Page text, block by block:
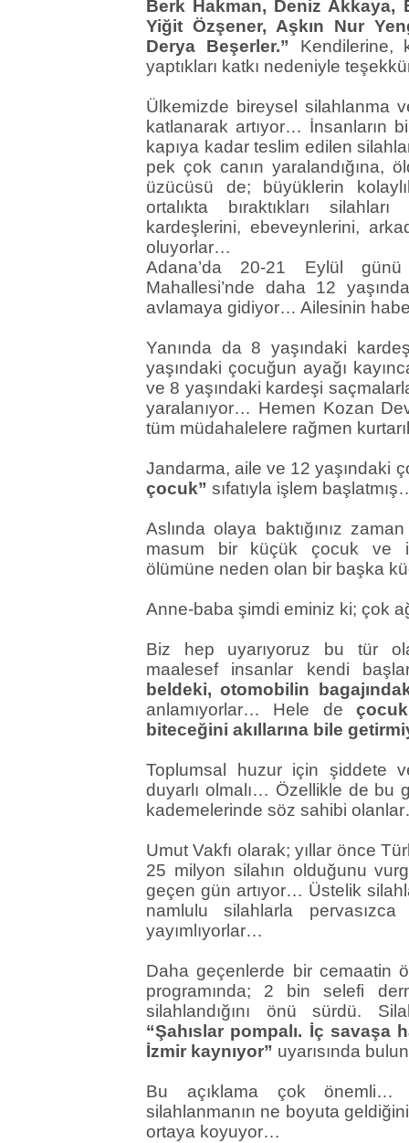
Berk Hakman, Deniz Akkaya,
Yiğit Özşener, Aşkın Nur
Derya Beşerler.” Kendilerine,
yaptıkları katkı nedeniyle
Ülkemizde bireysel silahlanma
katlanarak artıyor… İnsanların
kapıya kadar teslim edilen
pek çok canın yaralandığına,
üzücüsü de; büyüklerin
ortalıkta bıraktıkları
kardeşlerini, ebeveynlerini,
oluyorlar…
Adana’da 20-21 Eylül
Mahallesi’nde daha 12
avlamaya gidiyor… Ailesinin
Yanında da 8 yaşındaki
yaşındaki çocuğun ayağı
ve 8 yaşındaki kardeşi
yaralanıyor… Hemen Kozan
tüm müdahalelere rağmen
Jandarma, aile ve 12 yaşındaki
çocuk” sıfatıyla işlem
Aslında olaya baktığınız
masum bir küçük çocuk ve
ölümüne neden olan bir başka
Anne-baba şimdi eminiz ki; çok
Biz hep uyarıyoruz bu tür
maalesef insanlar kendi
beldeki, otomobilin
anlamıyorlar… Hele de
biteceğini akıllarına bile
Toplumsal huzur için şiddete
duyarlı olmalı… Özellikle de bu
kademelerinde söz sahibi
Umut Vakfı olarak; yıllar önce
25 milyon silahın olduğunu
geçen gün artıyor… Üstelik
namlulu silahlarla
yayımlıyorlar…
Daha geçenlerde bir cemaatin
programında; 2 bin selefi
silahlandığını önü sürdü.
“Şahıslar pompalı. İç savaşa
İzmir kaynıyor” uyarısında
Bu açıklama çok önemli…
silahlanmanın ne boyuta
ortaya koyuyor…